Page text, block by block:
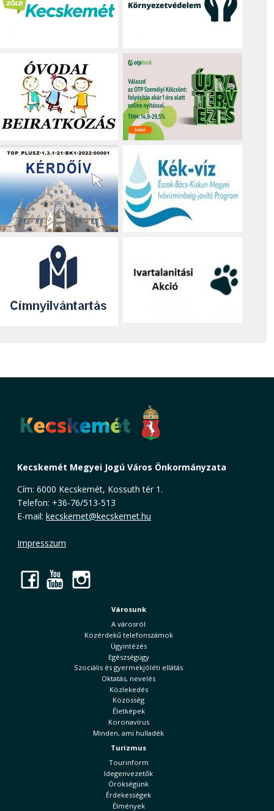
Kecskemét Megyei Jogú Város Önkormányzata
Cím: 6000 Kecskemét, Kossuth tér 1.
Telefon: +36-76/513-513
E-mail: kecskemet@kecskemet.hu
Impresszum
Facebook
YouTube
Városunk
A városról
Közérdekű telefonszámok
Ügyintézés
Egészségügy
Szociális és gyermekjóléti ellátás
Oktatás, nevelés
Közlekedés
Közösség
Életképek
Koronavírus
Minden, ami hulladék
Turizmus
Tourinform
Idegenvezetők
Örökségünk
Érdekességek
Élmények